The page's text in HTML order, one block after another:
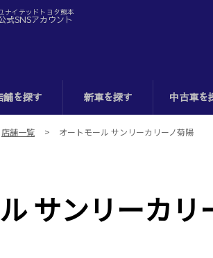
舗を探す 新車を探す 中古車を
ナイテッドトヨタ熊本
式SNSアカウント
店舗一覧 オートモール サンリーカリーノ菊陽
サンリーカリ